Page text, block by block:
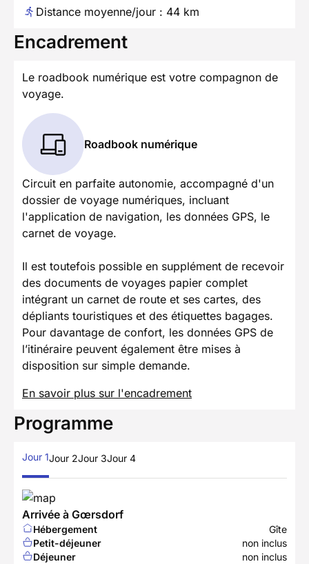
Distance moyenne/jour : 44 km
Encadrement
Le roadbook numérique est votre compagnon de
voyage.
Roadbook numérique
Circuit en parfaite autonomie, accompagné d'un
dossier de voyage numériques, incluant
l'application de navigation, les données GPS, le
carnet de voyage.
Il est toutefois possible en supplément de recevoir
des documents de voyages papier complet
intégrant un carnet de route et ses cartes, des
dépliants touristiques et des étiquettes bagages.
Pour davantage de confort, les données GPS de
l’itinéraire peuvent également être mises à
disposition sur simple demande.
En savoir plus sur l'encadrement
Programme
Jour 1Jour 2Jour 3Jour 4
Arrivée à Gœrsdorf
Hébergement
Gîte
Petit-déjeuner
non inclus
Déjeuner
non inclus